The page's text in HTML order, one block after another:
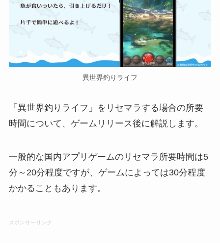
異世界釣りライフ
「異世界釣りライフ」をリセマラする場合の所要
時間について、ゲームリリース後に解説します。
一般的な国内アプリゲームのリセマラ所要時間は5
分～20分程度ですが、ゲームによっては30分程度
かかることもあります。
スポンサーリンク